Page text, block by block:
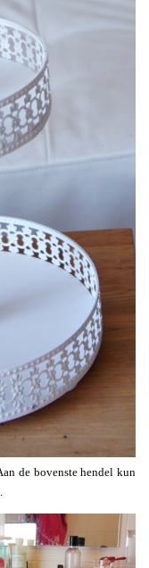
de bovenste hendel kun